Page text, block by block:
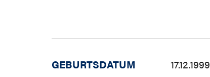
GEBURTSDATUM 17.12.1999